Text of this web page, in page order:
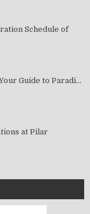
Schedule of
Guide to Paradi...
at Pilar